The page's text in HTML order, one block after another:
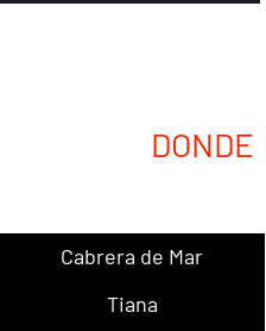
DONDE
Cabrera de Mar
Tiana